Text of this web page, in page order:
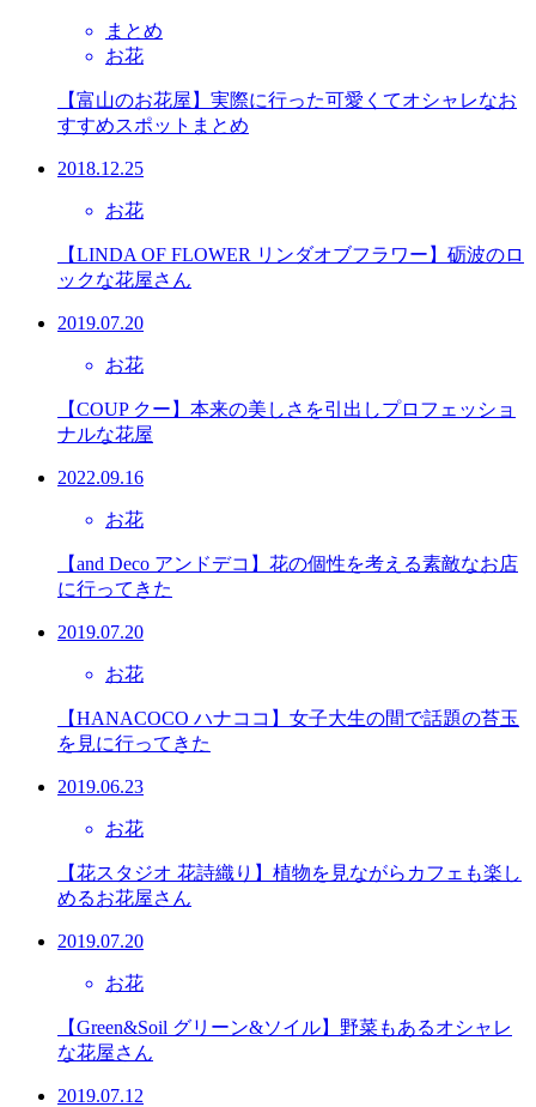
まとめ
お花
【富山のお花屋】実際に行った可愛くてオシャレなお
すすめスポットまとめ
2018.12.25
お花
【LINDA OF FLOWER リンダオブフラワー】砺波のロ
ックな花屋さん
2019.07.20
お花
【COUP クー】本来の美しさを引出しプロフェッショ
ナルな花屋
2022.09.16
お花
【and Deco アンドデコ】花の個性を考える素敵なお店
に行ってきた
2019.07.20
お花
【HANACOCO ハナココ】女子大生の間で話題の苔玉
を見に行ってきた
2019.06.23
お花
【花スタジオ 花詩織り】植物を見ながらカフェも楽し
めるお花屋さん
2019.07.20
お花
【Green&Soil グリーン&ソイル】野菜もあるオシャレ
な花屋さん
2019.07.12